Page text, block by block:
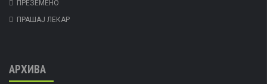
ПРЕЗЕМЕНО
ПРАШАЈ ЛЕКАР
АРХИВА